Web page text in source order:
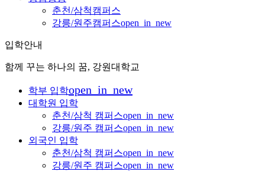
춘천/삼척캠퍼스
강릉/원주캠퍼스open_in_new
입학안내
함께 꾸는 하나의 꿈, 강원대학교
학부 입학open_in_new
대학원 입학
춘천/삼척 캠퍼스open_in_new
강릉/원주 캠퍼스open_in_new
외국인 입학
춘천/삼척 캠퍼스open_in_new
강릉/원주 캠퍼스open_in_new